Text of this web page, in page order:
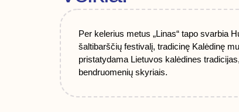
Per kelerius metus „Linas“ tapo svarbia
šaltibarščių festivalį, tradicinę Kalėdinę
pristatydama Lietuvos kalėdines
bendruomenių skyriais.